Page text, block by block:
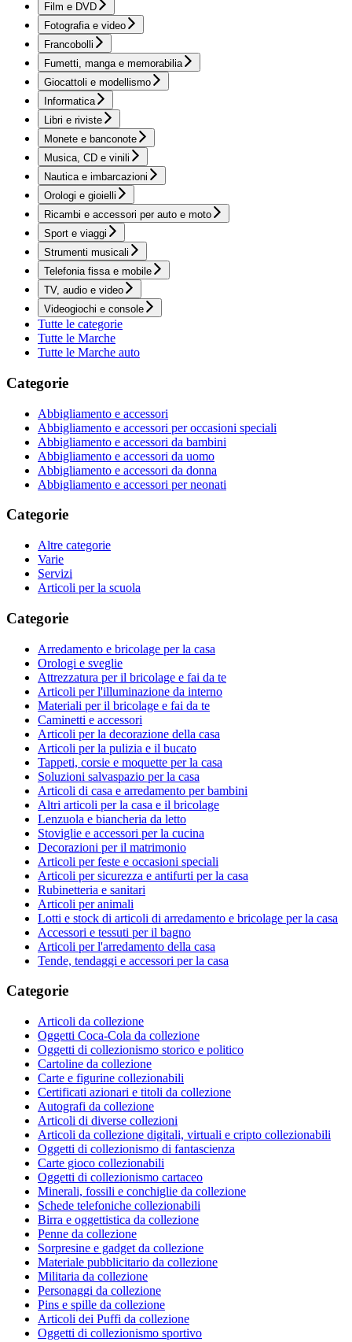
Film e DVD
Fotografia e video
Francobolli
Fumetti, manga e memorabilia
Giocattoli e modellismo
Informatica
Libri e riviste
Monete e banconote
Musica, CD e vinili
Nautica e imbarcazioni
Orologi e gioielli
Ricambi e accessori per auto e moto
Sport e viaggi
Strumenti musicali
Telefonia fissa e mobile
TV, audio e video
Videogiochi e console
Tutte le categorie
Tutte le Marche
Tutte le Marche auto
Categorie
Abbigliamento e accessori
Abbigliamento e accessori per occasioni speciali
Abbigliamento e accessori da bambini
Abbigliamento e accessori da uomo
Abbigliamento e accessori da donna
Abbigliamento e accessori per neonati
Categorie
Altre categorie
Varie
Servizi
Articoli per la scuola
Categorie
Arredamento e bricolage per la casa
Orologi e sveglie
Attrezzatura per il bricolage e fai da te
Articoli per l'illuminazione da interno
Materiali per il bricolage e fai da te
Caminetti e accessori
Articoli per la decorazione della casa
Articoli per la pulizia e il bucato
Tappeti, corsie e moquette per la casa
Soluzioni salvaspazio per la casa
Articoli di casa e arredamento per bambini
Altri articoli per la casa e il bricolage
Lenzuola e biancheria da letto
Stoviglie e accessori per la cucina
Decorazioni per il matrimonio
Articoli per feste e occasioni speciali
Articoli per sicurezza e antifurti per la casa
Rubinetteria e sanitari
Articoli per animali
Lotti e stock di articoli di arredamento e bricolage per la casa
Accessori e tessuti per il bagno
Articoli per l'arredamento della casa
Tende, tendaggi e accessori per la casa
Categorie
Articoli da collezione
Oggetti Coca-Cola da collezione
Oggetti di collezionismo storico e politico
Cartoline da collezione
Carte e figurine collezionabili
Certificati azionari e titoli da collezione
Autografi da collezione
Articoli di diverse collezioni
Articoli da collezione digitali, virtuali e cripto collezionabili
Oggetti di collezionismo di fantascienza
Carte gioco collezionabili
Oggetti di collezionismo cartaceo
Minerali, fossili e conchiglie da collezione
Schede telefoniche collezionabili
Birra e oggettistica da collezione
Penne da collezione
Sorpresine e gadget da collezione
Materiale pubblicitario da collezione
Militaria da collezione
Personaggi da collezione
Pins e spille da collezione
Articoli dei Puffi da collezione
Oggetti di collezionismo sportivo